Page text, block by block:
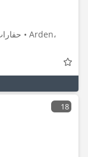
18